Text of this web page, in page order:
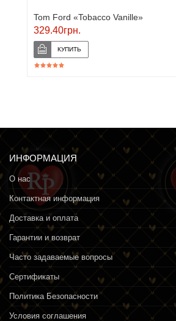
Tom Ford «Tobacco Vanille»
329.40грн.
ИНФОРМАЦИЯ
О нас
Контактная информация
Доставка и оплата
Гарантии и возврат
Часто задаваемые вопросы
Сертификаты
Политика Безопасности
Условия соглашения